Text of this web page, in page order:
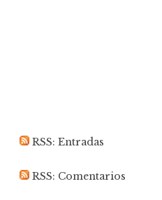
puratura
en
puratura
en
en
RSS: Entradas
RSS: Comentarios